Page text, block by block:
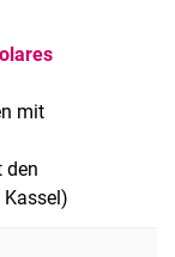
mit
den